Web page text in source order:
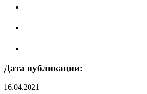
Дата публикации:
16.04.2021